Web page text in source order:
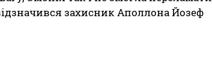
захисник Аполлона Йозеф